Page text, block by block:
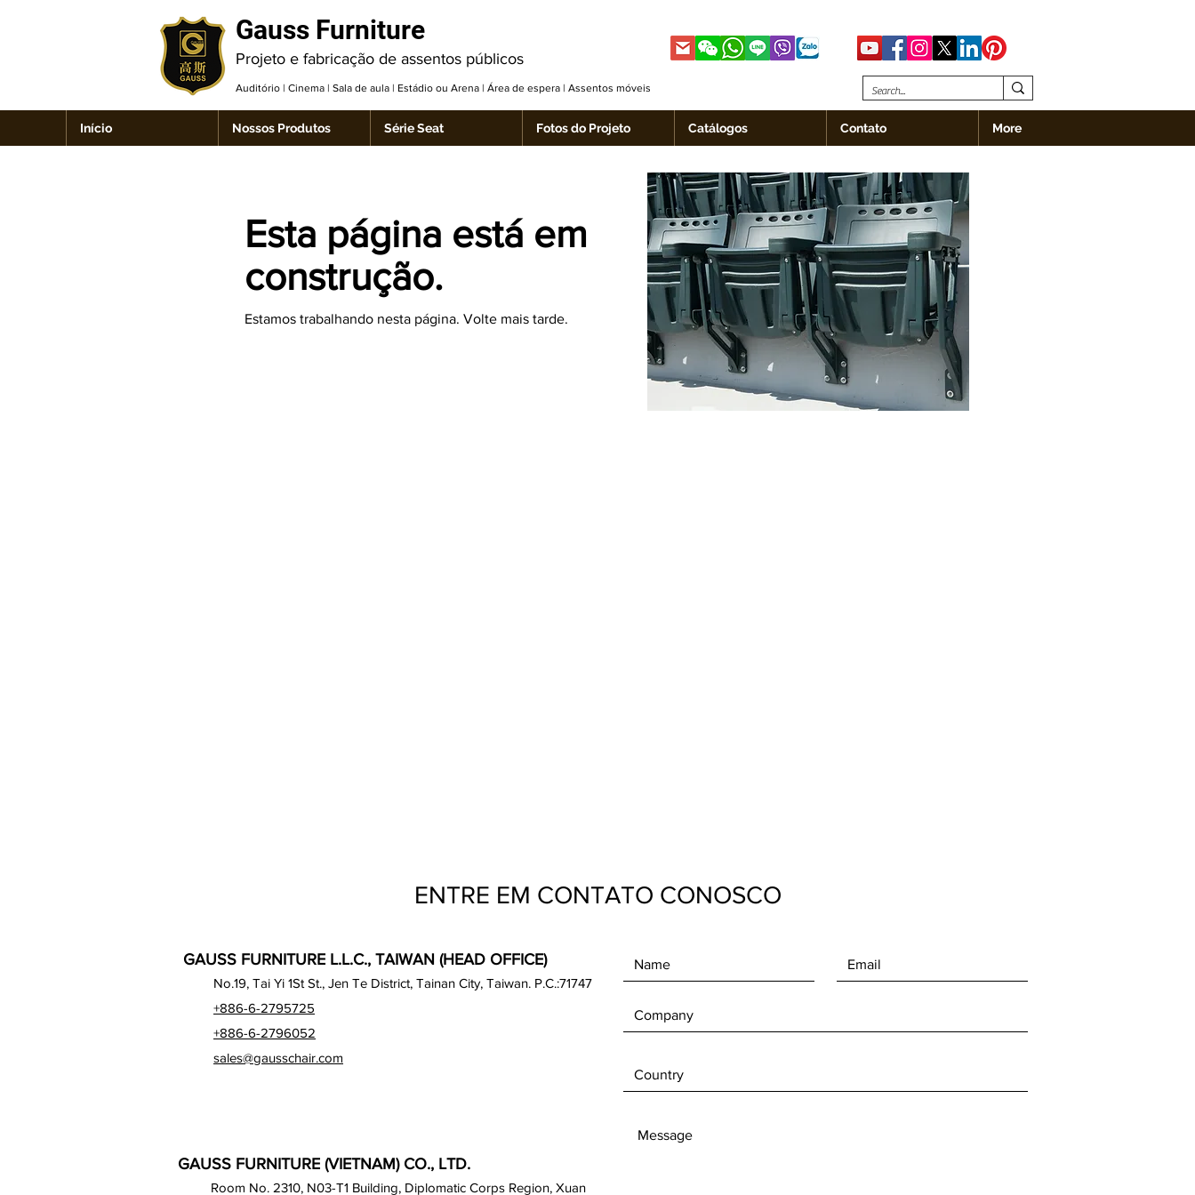
Gauss Furniture
Projeto e fabricação de assentos públicos
Auditório | Cinema | Sala de aula | Estádio ou Arena | Área de espera | Assentos móveis
Início Nossos Produtos Série Seat Fotos do Projeto Catálogos Contato More
Esta página está em
construção.
Estamos trabalhando nesta página. Volte mais tarde.
ENTRE EM CONTATO CONOSCO
GAUSS FURNITURE L.L.C., TAIWAN (HEAD OFFICE)
No.19, Tai Yi 1St St., Jen Te District, Tainan City, Taiwan. P.C.:71747
+886-6-2795725
+886-6-2796052
sales@gausschair.com
GAUSS FURNITURE (VIETNAM) CO., LTD.
Room No. 2310, N03-T1 Building, Diplomatic Corps Region, Xuan